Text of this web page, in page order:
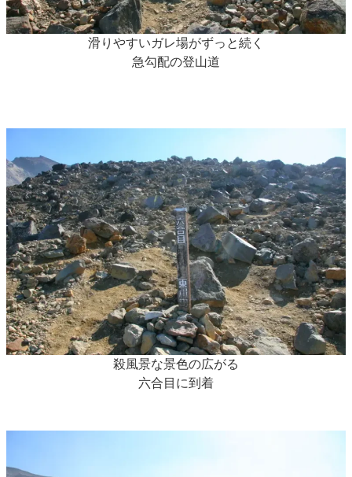
滑りやすいガレ場がずっと続く
急勾配の登山道
殺風景な景色の広がる
六合目に到着